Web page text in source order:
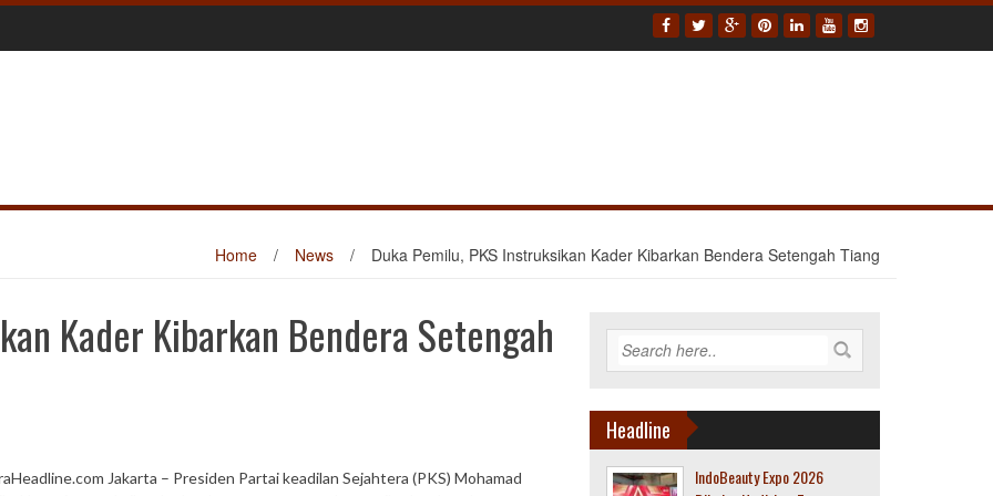
Home / News / Duka Pemilu, PKS Instruksikan Kader Kibarkan Bendera Setengah Tiang
Kader Kibarkan Bendera Setengah
Jakarta – Presiden Partai keadilan Sejahtera (PKS) Mohamad
Headline
IndoBeauty Expo 2026